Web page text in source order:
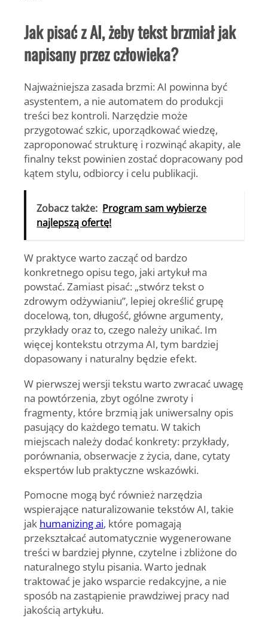
Jak pisać z AI, żeby tekst brzmiał jak
napisany przez człowieka?
Najważniejsza zasada brzmi: AI powinna być
asystentem, a nie automatem do produkcji
treści bez kontroli. Narzędzie może
przygotować szkic, uporządkować wiedzę,
zaproponować strukturę i rozwinąć akapity, ale
finalny tekst powinien zostać dopracowany pod
kątem stylu, odbiorcy i celu publikacji.
Zobacz także: Program sam wybierze
najlepszą ofertę!
W praktyce warto zacząć od bardzo
konkretnego opisu tego, jaki artykuł ma
powstać. Zamiast pisać: „stwórz tekst o
zdrowym odżywianiu”, lepiej określić grupę
docelową, ton, długość, główne argumenty,
przykłady oraz to, czego należy unikać. Im
więcej kontekstu otrzyma AI, tym bardziej
dopasowany i naturalny będzie efekt.
W pierwszej wersji tekstu warto zwracać uwagę
na powtórzenia, zbyt ogólne zwroty i
fragmenty, które brzmią jak uniwersalny opis
pasujący do każdego tematu. W takich
miejscach należy dodać konkrety: przykłady,
porównania, obserwacje z życia, dane, cytaty
ekspertów lub praktyczne wskazówki.
Pomocne mogą być również narzędzia
wspierające naturalizowanie tekstów AI, takie
jak humanizing ai, które pomagają
przekształcać automatycznie wygenerowane
treści w bardziej płynne, czytelne i zbliżone do
naturalnego stylu pisania. Warto jednak
traktować je jako wsparcie redakcyjne, a nie
sposób na zastąpienie prawdziwej pracy nad
jakością artykułu.